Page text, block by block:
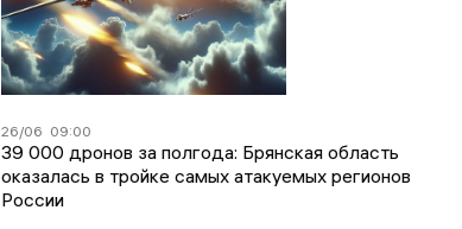
26/06 09:00
39 000 дронов за полгода: Брянская область
оказалась в тройке самых атакуемых регионов
России